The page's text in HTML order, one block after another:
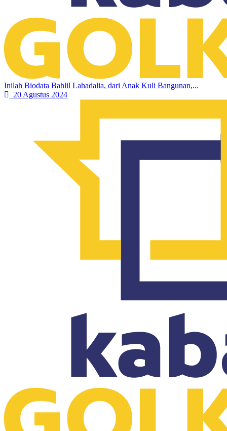
Inilah Biodata Bahlil Lahadalia, dari Anak Kuli Bangunan,...
20 Agustus 2024